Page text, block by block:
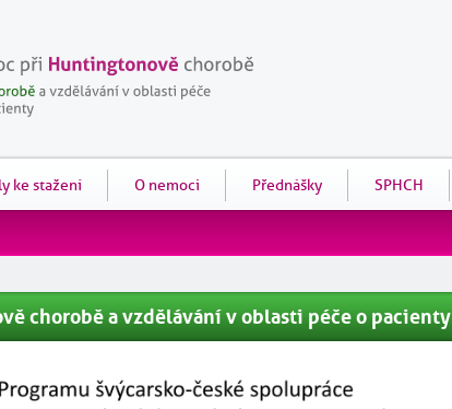
ke stažení O nemoci Přednášky SPHCH
chorobě a vzdělávání v oblasti péče o pacienty